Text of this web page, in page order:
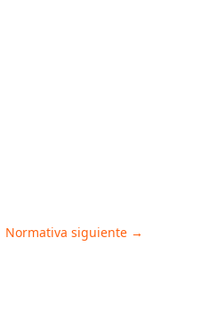
Normativa siguiente →